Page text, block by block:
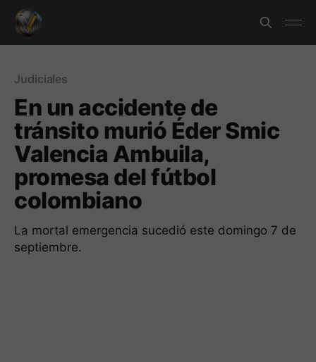
Judiciales
En un accidente de
tránsito murió Éder Smic
Valencia Ambuila,
promesa del fútbol
colombiano
La mortal emergencia sucedió este domingo 7 de
septiembre.